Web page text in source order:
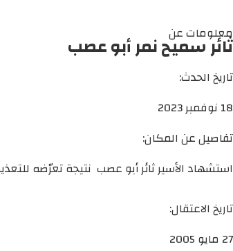
معلومات عن
ثائر سميح نمر أبو عصب
تاريخ الحدث:
18 نوفمبر 2023
تفاصيل عن المكان:
استشهاد الأسير ثائر أبو عصب نتيجة تعرّضه
تاريخ الاعتقال:
27 مايو 2005